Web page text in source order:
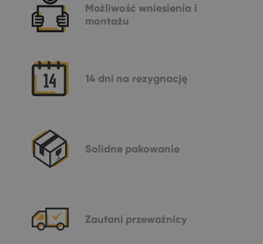
Możliwość wniesienia i
montażu
14 dni na rezygnację
Solidne pakowanie
Zaufani przewoźnicy